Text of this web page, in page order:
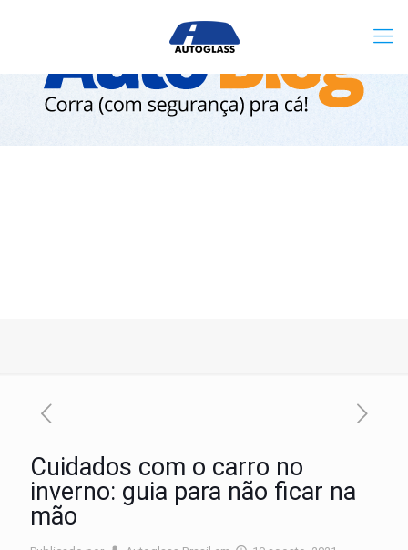
Cuidados com o carro no
inverno: guia para não ficar na
mão